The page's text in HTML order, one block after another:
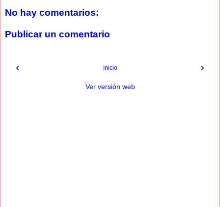
No hay comentarios:
Publicar un comentario
‹ ›
Inicio
Ver versión web